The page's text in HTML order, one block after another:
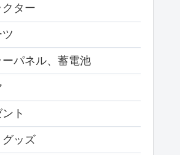
ター
ーパネル、蓄電池
ト
ッズ